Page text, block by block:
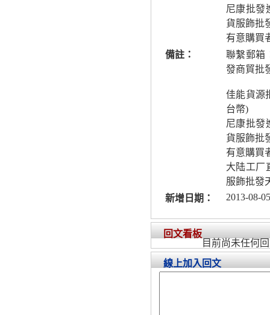
尼康批發
貨服飾批
有意購買
備註：
聯繫郵箱
發商貿批
佳能貨源
台幣)
尼康批發
貨服飾批
有意購買
大陆工厂
服飾批發
新增日期：
2013-08-
回文看板
目前尚未任何
線上加入回文